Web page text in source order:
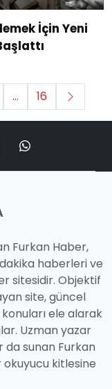
İçin Yeni
... 16
Furkan Haber,
haberleri ve
sitesidir. Objektif
site, güncel
ele alarak
Uzman yazar
sunan Furkan
kitlesine